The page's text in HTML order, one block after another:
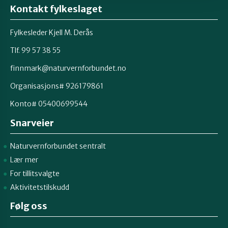
Kontakt fylkeslaget
Fylkesleder Kjell M. Derås
Tlf. 99 57 38 55
finnmark@naturvernforbundet.no
Organisasjons# 926179861
Konto# 05400699544
Snarveier
Naturvernforbundet sentralt
Lær mer
For tillitsvalgte
Aktivitetstilskudd
Følg oss